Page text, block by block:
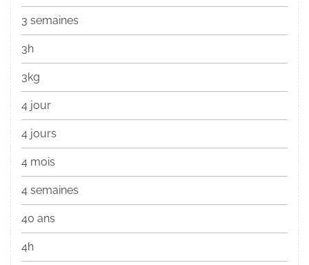
3 semaines
3h
3kg
4 jour
4 jours
4 mois
4 semaines
40 ans
4h